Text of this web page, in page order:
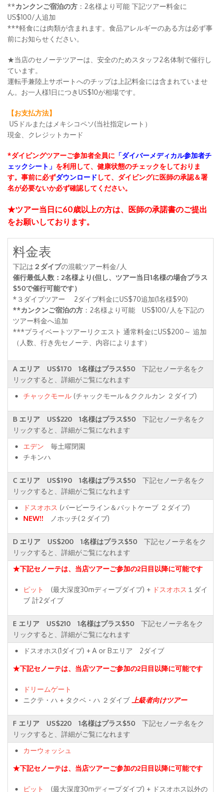
**カンクンご宿泊の方 ：2名様より可能 下記ツアー料金に
US$100/人追加
***軽食には肉類が含まれます。食品アレルギーのある方は必ず事
前にお知らせください。
★当店のセノーテツアーは、安全のためスタッフ2名体制で催行し
ています。
運転手兼陸上サポートへのチップは上記料金には含まれていませ
ん。お一人様1日につきUS$10が相場です。
【お支払方法】
USドルまたはメキシコペソ(当社指定レート）
現金、クレジットカード
*ダイビングツアーご参加者全員に 「ダイバーメディカル参加者チ
ェックシート」 を利用して、健康状態のチェックをしておりま
す。事前に必ずダウンロード して、ダイビングに医師の承認＆署
名が必要ないか必ず確認してください。
★ツアー当日に60歳以上の方は、医師の承諾書のご提出
をお願いしております。
料金表
下記は ２ダイブの混載ツアー料金/人
催行最低人数：2名様より(但し、ツアー当日1名様の場合プラス
$50で催行可能です）
*３ダイブツアー 2ダイブ料金にUS$70追加(1名様$90)
**カンクンご宿泊の方 ：2名様より可能 US$100/人を下記の
ツアー料金へ追加
***プライベートツアーリクエスト 通常料金にUS$200～ 追加
（人数、行き先セノーテ、内容によります）
A エリア US$170 1名様はプラス$50 下記セノーテ名をク
リックすると、詳細がご覧になれます
チャックモール (チャックモール＆ククルカン ２ダイブ)
B エリア US$220 1名様はプラス$50 下記セノーテ名をク
リックすると、詳細がご覧になれます
エデン 毎土曜閉園
チキンハ
C エリア US$190 1名様はプラス$50 下記セノーテ名をク
リックすると、詳細がご覧になれます
ドスオホス (バービーライン＆バットケーブ ２ダイブ)
NEW!! ノホッチ(２ダイブ)
D エリア US$200 1名様はプラス$50 下記セノーテ名をク
リックすると、詳細がご覧になれます
★下記セノーテは、当店ツアーご参加の2日目以降に可能です
ピット (最大深度30mディープダイブ) + ドスオホス １ダイ
ブ 計2ダイブ
E エリア US$210 1名様はプラス$50 下記セノーテ名をク
リックすると、詳細がご覧になれます
ドスオホス(1ダイブ) + A or Bエリア 2ダイブ
★下記セノーテは、当店ツアーご参加の2日目以降に可能です
ドリームゲート
ニクテ・ハ + タクベ・ハ ２ダイブ 上級者向けツアー
F エリア US$220 1名様はプラス$50 下記セノーテ名をク
リックすると、詳細がご覧になれます
カーウォッシュ
★下記セノーテは、当店ツアーご参加の2日目以降に可能です
ピット (最大深度30mディープダイブ) + ドスオホス以外の